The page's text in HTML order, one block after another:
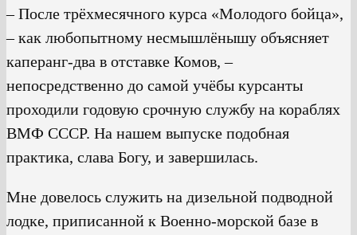
– После трёхмесячного курса «Молодого бойца»,
– как любопытному несмышлёнышу объясняет
каперанг-два в отставке Комов, –
непосредственно до самой учёбы курсанты
проходили годовую срочную службу на кораблях
ВМФ СССР. На нашем выпуске подобная
практика, слава Богу, и завершилась.
Мне довелось служить на дизельной подводной
лодке, приписанной к Военно-морской базе в